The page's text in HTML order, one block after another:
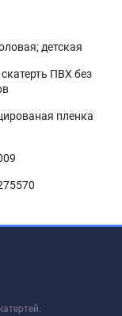
детская
ПВХ без
пленка